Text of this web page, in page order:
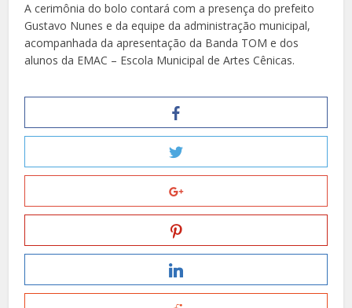
A cerimônia do bolo contará com a presença do prefeito
Gustavo Nunes e da equipe da administração municipal,
acompanhada da apresentação da Banda TOM e dos
alunos da EMAC – Escola Municipal de Artes Cênicas.